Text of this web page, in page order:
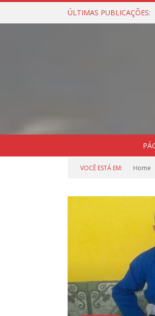
ÚLTIMAS PUBLICAÇÕES:
VOCÊ ESTÁ EM: Home